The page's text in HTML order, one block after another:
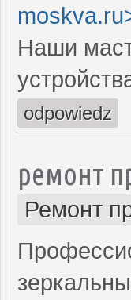
Наши
odpowiedz
ремонт
Ремонт